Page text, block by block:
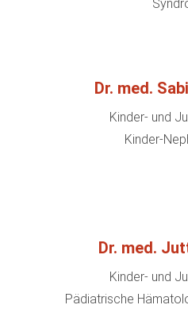
Dr. med.
Kinder- und
Kinder-
Dr. med.
Kinder- und
Pädiatrische